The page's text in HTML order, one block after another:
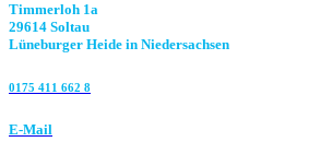
Timmerloh 1a
29614 Soltau
Lüneburger Heide in Niedersachsen
0175 411 662 8‬
E-Mail